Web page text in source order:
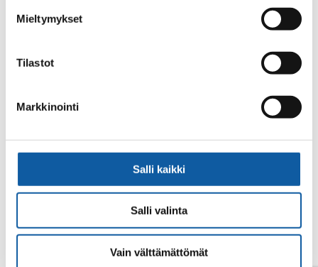
Mieltymykset
Tilastot
Markkinointi
Salli kaikki
Salli valinta
Vain välttämättömät